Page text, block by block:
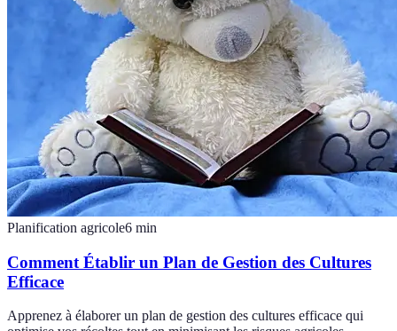
Planification agricole6 min
Comment Établir un Plan de Gestion des Cultures
Efficace
Apprenez à élaborer un plan de gestion des cultures efficace qui